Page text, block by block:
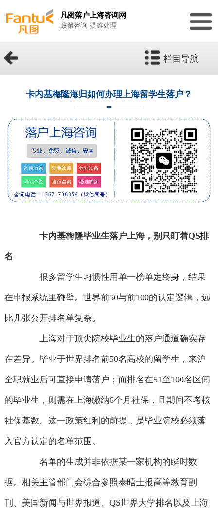
凡图落户上海咨询网
政策咨询 疑难处理
栏目导航
卡内基梅隆海归如何办理上海留学生落户？
卡内基梅隆毕业生落户上海，别只盯着QS排
名
很多留学生习惯性用单一榜单定终身，结果
在申报系统里碰壁。世界前50与前100的认定逻辑，远
比几张公开排名单复杂。
上海对于顶尖院校毕业生的落户通道确实存
在差异。毕业于世界排名前50名高校的留学生，来沪
全职就业后可直接申请落户；而排名在51至100名区间
的毕业生，则需在上海缴纳6个月社保，且期间不考核
社保基数。这一政策红利的前提，是毕业院校必须落
入官方认定的名单范围。
名单的生成并非依据某一家机构的瞬时数
据。相关主管部门会综合参照泰晤士报高等教育副
刊、美国新闻与世界报道、QS世界大学排名以及上海